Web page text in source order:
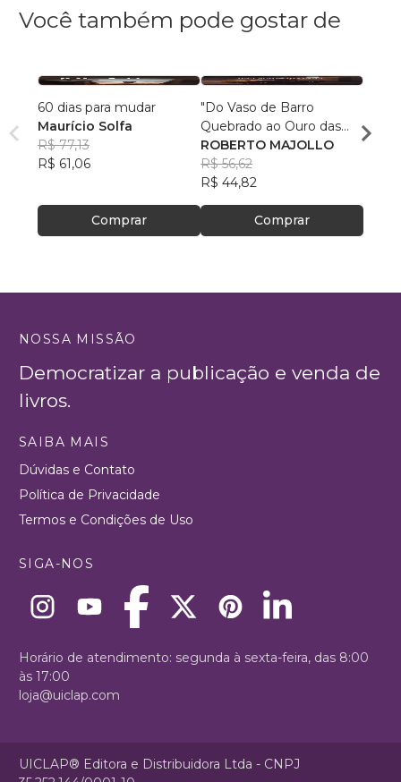
Você também pode gostar de
60 dias para mudar
Maurício Solfa
R$ 77,13
R$ 61,06
Comprar
"Do Vaso de Barro
Quebrado ao Ouro das
Mãos Divinas"
ROBERTO MAJOLLO
R$ 56,62
R$ 44,82
Comprar
NOSSA MISSÃO
Democratizar a publicação e venda de
livros.
SAIBA MAIS
Dúvidas e Contato
Política de Privacidade
Termos e Condições de Uso
SIGA-NOS
Horário de atendimento: segunda à sexta-feira, das 8:00
às 17:00
loja@uiclap.com
UICLAP® Editora e Distribuidora Ltda - CNPJ